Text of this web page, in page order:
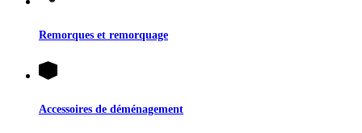
Remorques et remorquage
Accessoires de déménagement